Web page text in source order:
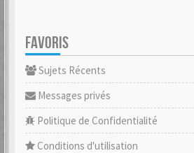
FAVORIS
Sujets Récents
Messages privés
Politique de Confidentialité
Conditions d'utilisation